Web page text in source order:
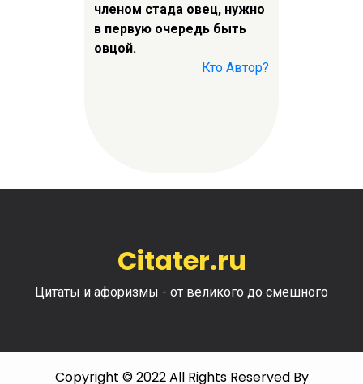
членом стада овец, нужно
в первую очередь быть
овцой.
Кто Автор?
Citater.ru
Цитаты и афоризмы - от великого до смешного
Copyright © 2022 All Rights Reserved By